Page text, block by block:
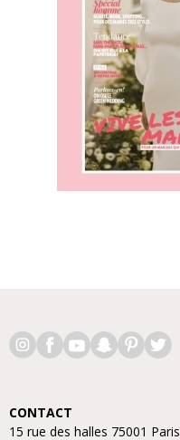
CONTACT
15 rue des halles 75001 Paris